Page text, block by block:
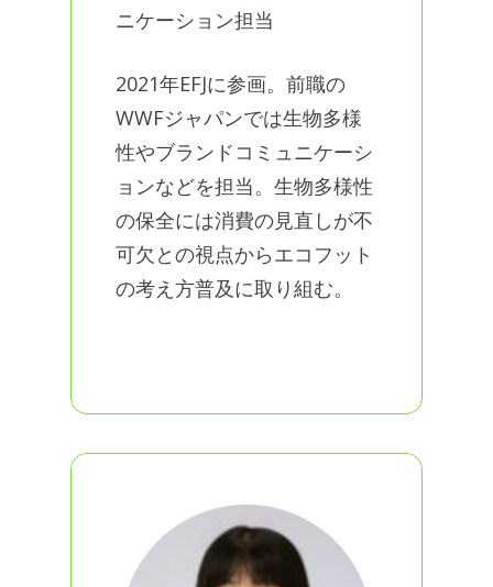
ニケーション担当
2021年EFJに参画。前職の
WWFジャパンでは生物多様
性やブランドコミュニケーシ
ョンなどを担当。生物多様性
の保全には消費の見直しが不
可欠との視点からエコフット
の考え方普及に取り組む。